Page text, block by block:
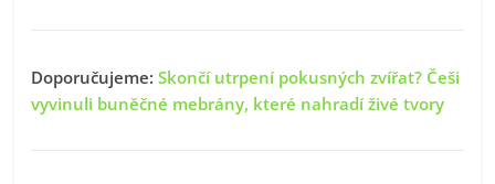
Doporučujeme:Skončí utrpení pokusných zvířat? Češi
vyvinuli buněčné mebrány, které nahradí živé tvory